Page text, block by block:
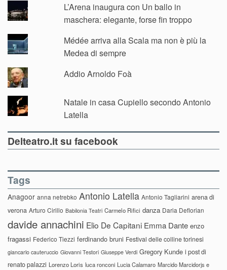
L’Arena inaugura con Un ballo in
maschera: elegante, forse fin troppo
Médée arriva alla Scala ma non è più la
Medea di sempre
Addio Arnoldo Foà
Natale in casa Cupiello secondo Antonio
Latella
Delteatro.it su facebook
Tags
Anagoor anna netrebko Antonio Latella Antonio Tagliarini arena di
verona Arturo Cirillo Babilonia Teatri Carmelo Rifici danza Daria Deflorian
davide annachini Elio De Capitani Emma Dante enzo
fragassi Federico Tiezzi ferdinando bruni Festival delle colline torinesi
giancarlo cauteruccio Giovanni Testori Giuseppe Verdi Gregory Kunde i post di
renato palazzi Lorenzo Loris luca ronconi Lucia Calamaro Marcido Marcidorjs e